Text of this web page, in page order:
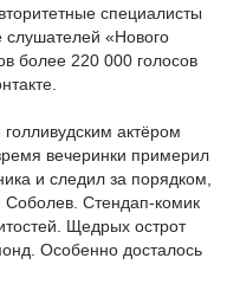
специалисты
слушателей «Нового
более 220 000 голосов
актёром
вечеринки примерил
и следил за порядком,
Стендап-комик
Щедрых острот
Особенно досталось